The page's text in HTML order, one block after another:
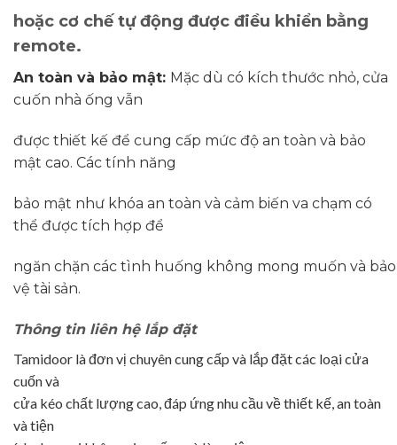
hoặc cơ chế tự động được điều khiển bằng
remote.
An toàn và bảo mật: Mặc dù có kích thước nhỏ, cửa
cuốn nhà ống vẫn
được thiết kế để cung cấp mức độ an toàn và bảo
mật cao. Các tính năng
bảo mật như khóa an toàn và cảm biến va chạm có
thể được tích hợp để
ngăn chặn các tình huống không mong muốn và bảo
vệ tài sản.
Thông tin liên hệ lắp đặt
Tamidoor là đơn vị chuyên cung cấp và lắp đặt các loại cửa
cuốn và
cửa kéo chất lượng cao, đáp ứng nhu cầu về thiết kế, an toàn
và tiện